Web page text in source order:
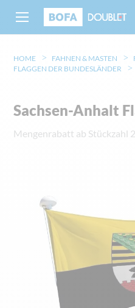
HOME FAHNEN & MASTEN
FLAGGEN DER BUNDESLÄNDER
Sachsen-Anhalt
Mengenrabatt ab Stückzahl